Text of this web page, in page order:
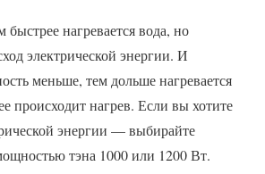
нагревается вода, но
электрической энергии. И
меньше, тем дольше нагревается
происходит нагрев. Если вы хотите
энергии — выбирайте
тэна 1000 или 1200 Вт.